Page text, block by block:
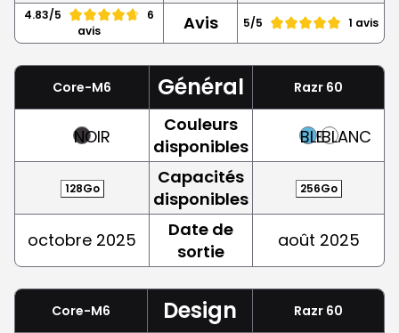
4.83/5
6
avis
Avis 5/5 1 avis
Core-M6 Général Razr 60
NOIR
Couleurs
disponibles
BLEUBLANC
128Go
Capacités
disponibles
256Go
octobre 2025
Date de
sortie
août 2025
Core-M6 Design Razr 60